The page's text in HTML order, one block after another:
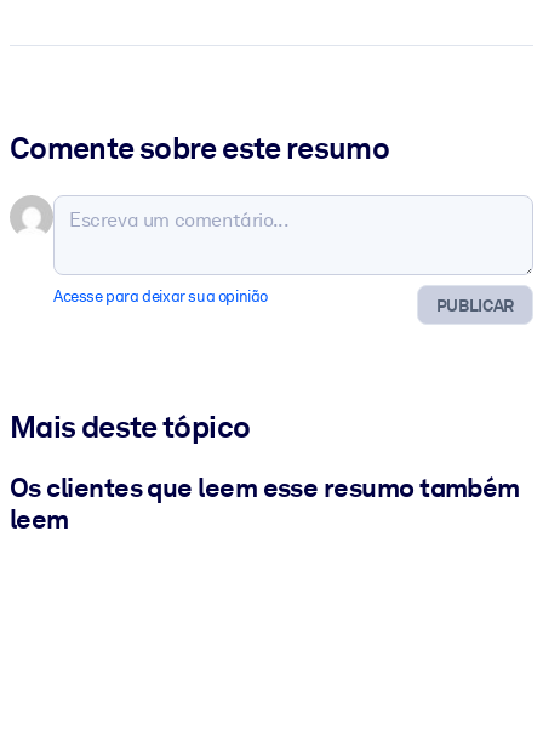
Comente sobre este resumo
PUBLICAR
Acesse para deixar sua opinião
Mais deste tópico
Os clientes que leem esse resumo também
leem